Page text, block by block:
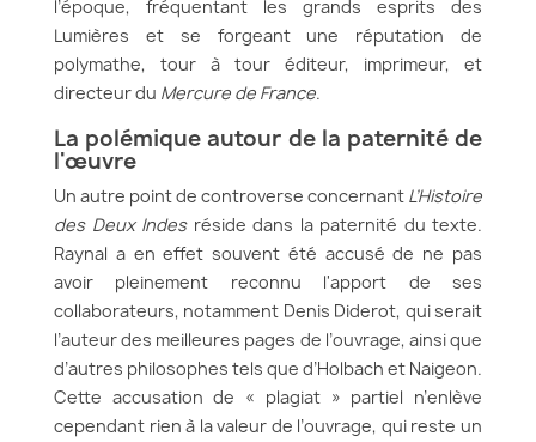
l’époque, fréquentant les grands esprits des
Lumières et se forgeant une réputation de
polymathe, tour à tour éditeur, imprimeur, et
directeur du Mercure de France.
La polémique autour de la paternité de
l'œuvre
Un autre point de controverse concernant L’Histoire
des Deux Indesréside dans la paternité du texte.
Raynal a en effet souvent été accusé de ne pas
avoir pleinement reconnu l'apport de ses
collaborateurs, notamment Denis Diderot, qui serait
l’auteur des meilleures pages de l’ouvrage, ainsi que
d’autres philosophes tels que d’Holbach et Naigeon.
Cette accusation de « plagiat » partiel n’enlève
cependant rien à la valeur de l’ouvrage, qui reste un